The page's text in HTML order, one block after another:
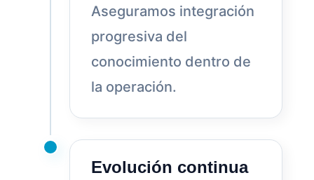
Aseguramos integración
progresiva del
conocimiento dentro de
la operación.
Evolución continua